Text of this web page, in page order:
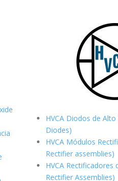
HVCA Diodos de
Diodes)
HVCA Módulos
Rectifier assemblies)
HVCA Rectificadores
Rectifier Assemblies)